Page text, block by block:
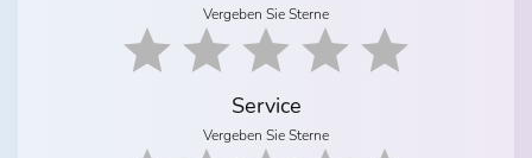
Vergeben Sie Sterne
Service
Vergeben Sie Sterne